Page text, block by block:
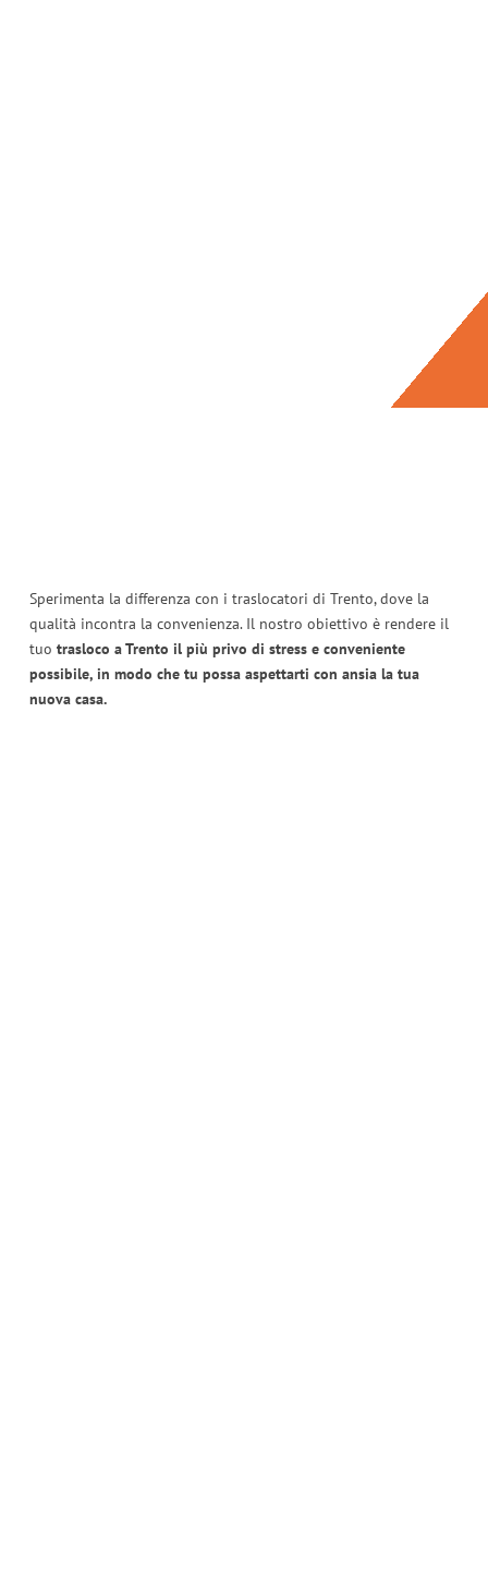
Sperimenta la differenza con i traslocatori di Trento, dove la
qualità incontra la convenienza. Il nostro obiettivo è rendere il
tuo trasloco a Trento il più privo di stress e conveniente
possibile, in modo che tu possa aspettarti con ansia la tua
nuova casa.